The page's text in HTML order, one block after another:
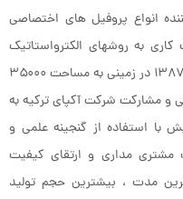
انواع پروفیل های اختصاصی
کاری به روشهای الکترواستاتیک
(پودری) ، دکورال و انادایزینگ در سال ۱۳۸۷ در زمینی به مساحت ۳۵۰۰۰
و مشارکت شرکت آکپای ترکیه به
با استفاده از گنجینه علمی و
مشتری مداری و ارتقای کیفیت
مدت ، بیشترین حجم تولید